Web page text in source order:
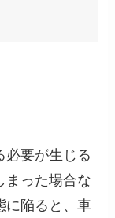
要が生じる
まった場合な
に陥ると、車